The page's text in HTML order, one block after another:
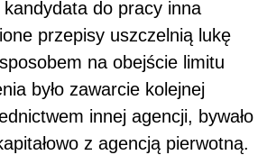
do pracy inna
przepisy uszczelnią lukę
na obejście limitu
było zawarcie kolejnej
innej agencji, bywało
z agencją pierwotną.